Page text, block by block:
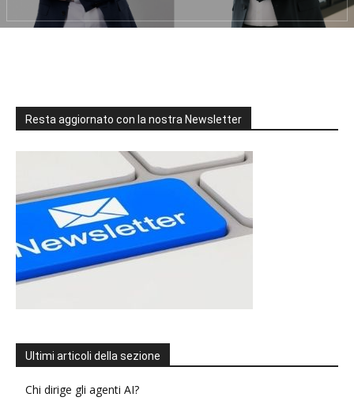
Resta aggiornato con la nostra Newsletter
Ultimi articoli della sezione
Chi dirige gli agenti AI?